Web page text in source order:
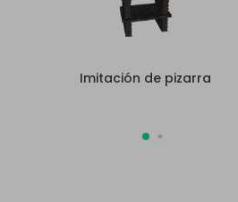
Imitación de pizarra